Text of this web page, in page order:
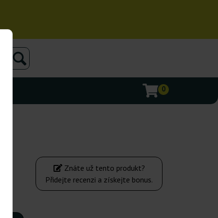
0
Znáte už tento produkt?
Přidejte recenzi a získejte bonus.